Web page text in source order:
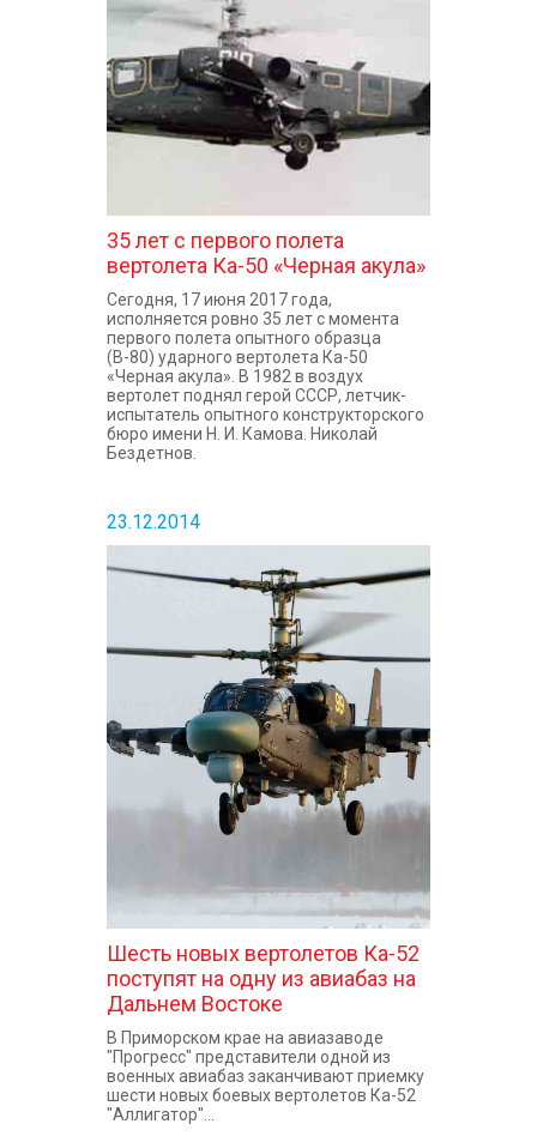
КОНТАКТЫ
35 лет с первого полета
вертолета Ка-50 «Черная акула»
Сегодня, 17 июня 2017 года,
исполняется ровно 35 лет с момента
первого полета опытного образца
(В-80) ударного вертолета Ка-50
«Черная акула». В 1982 в воздух
вертолет поднял герой СССР, летчик-
испытатель опытного конструкторского
бюро имени Н. И. Камова. Николай
Бездетнов.
23.12.2014
Шесть новых вертолетов Ка-52
поступят на одну из авиабаз на
Дальнем Востоке
В Приморском крае на авиазаводе
"Прогресс" представители одной из
военных авиабаз заканчивают приемку
шести новых боевых вертолетов Ка-52
"Аллигатор"...